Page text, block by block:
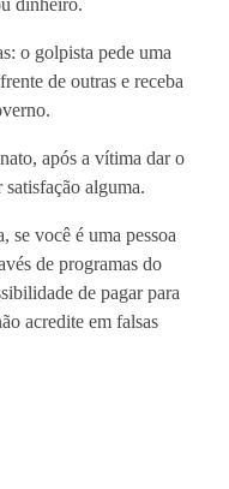
o golpista pede uma
de outras e receba
após a vítima dar o
alguma.
se você é uma pessoa
de programas do
de pagar para
acredite em falsas